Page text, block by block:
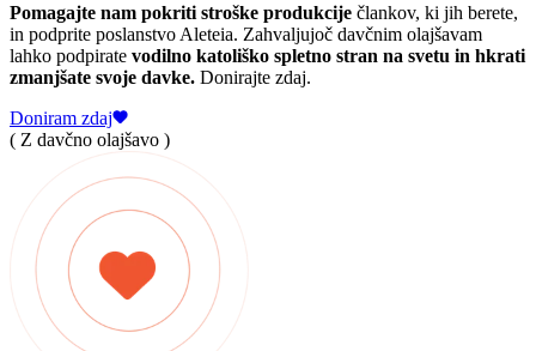
Pomagajte nam pokriti stroške produkcije člankov, ki jih berete,
in podprite poslanstvo Aleteia. Zahvaljujoč davčnim olajšavam
lahko podpirate vodilno katoliško spletno stran na svetu in hkrati
zmanjšate svoje davke. Donirajte zdaj.
Doniram zdaj
( Z davčno olajšavo )